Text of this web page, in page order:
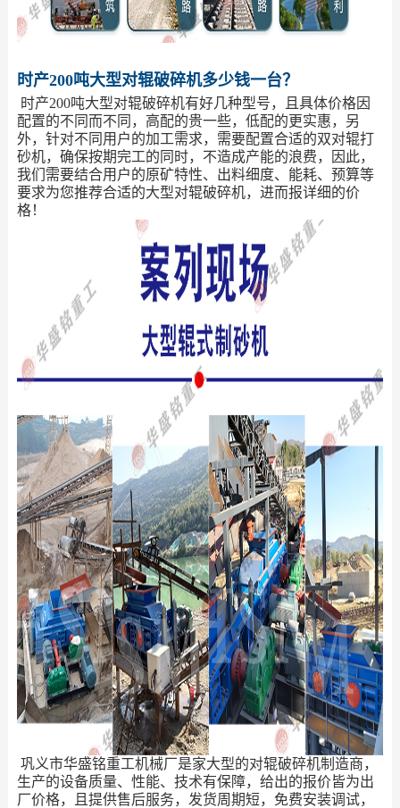
时产200吨大型对辊破碎机多少钱一台？
时产200吨大型对辊破碎机有好几种型号，且具体价格因
配置的不同而不同，高配的贵一些，低配的更实惠，另
外，针对不同用户的加工需求，需要配置合适的双对辊打
砂机，确保按期完工的同时，不造成产能的浪费，因此，
我们需要结合用户的原矿特性、出料细度、能耗、预算等
要求为您推荐合适的大型对辊破碎机，进而报详细的价
格！
巩义市华盛铭重工机械厂是家大型的对辊破碎机制造商，
生产的设备质量、性能、技术有保障，给出的报价皆为出
厂价格，且提供售后服务，发货周期短，免费安装调试，